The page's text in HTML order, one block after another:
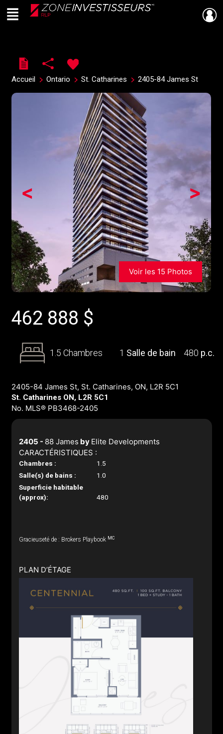
Live
En Direct
Menu
Accueil Ontario St. Catharines 2405-84 James St
>
<
Voir les 15 Photos
462 888 $
1.5 Chambres 1 Salle de bain 480 p.c.
2405-84 James St, St. Catharines, ON, L2R 5C1
St. Catharines ON, L2R 5C1
No. MLS® PB3468-2405
2405 - 88 James by Elite Developments
CARACTÉRISTIQUES :
Chambres :
1.5
Salle(s) de bains :
1.0
Superficie habitable
(approx):
480
Gracieuseté de : Brokers Playbook MC
PLAN D’ÉTAGE